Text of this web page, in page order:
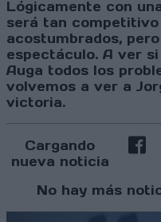
Lógicamente con
será tan
acostumbrados,
espectáculo. A ver
Auga todos los
volvemos a ver a
victoria.
Cargando
nueva noticia
No hay más